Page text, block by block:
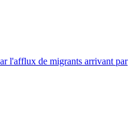
l'afflux de migrants arrivant par